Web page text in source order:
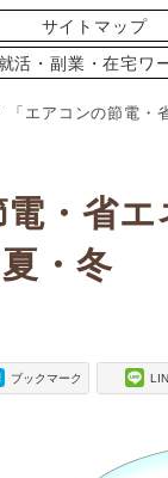
サイトマップ
活・副業・在宅ワ
「エアコンの節電
電・省
・冬
ブックマーク